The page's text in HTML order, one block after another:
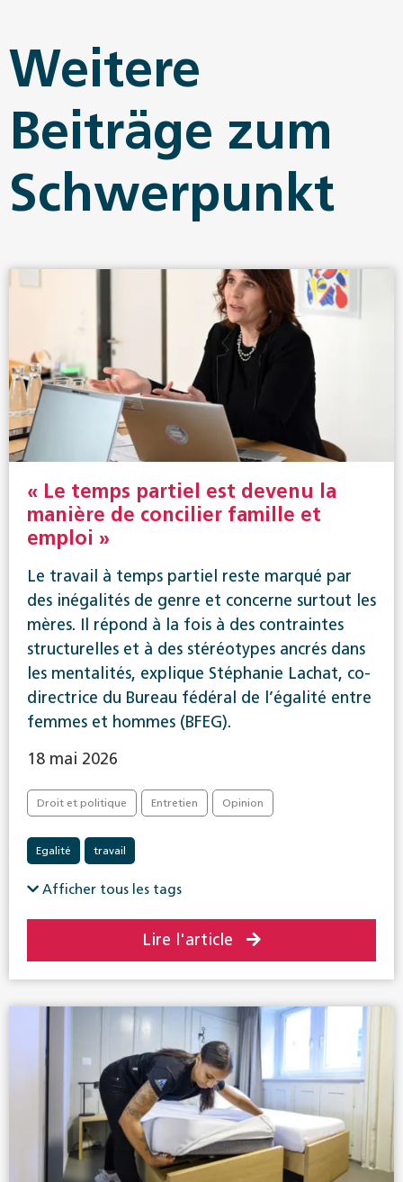
Weitere
Beiträge zum
Schwerpunkt
« Le temps partiel est devenu la
manière de concilier famille et
emploi »
Le travail à temps partiel reste marqué par
des inégalités de genre et concerne surtout les
mères. Il répond à la fois à des contraintes
structurelles et à des stéréotypes ancrés dans
les mentalités, explique Stéphanie Lachat, co-
directrice du Bureau fédéral de l’égalité entre
femmes et hommes (BFEG).
18 mai 2026
Droit et politique Entretien Opinion
Egalité travail
Afficher tous les tags
Lire l'article